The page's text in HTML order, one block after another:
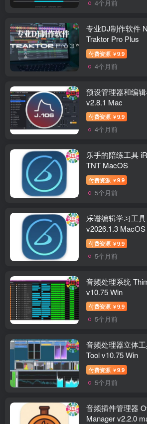
4个月前
专业DJ制作软件
Traktor Pro Plus
付费资源 ￥9.9
4个月前
预设管理器和编
v2.8.1 Mac
付费资源 ￥9.9
4个月前
乐手的陪练工具
TNT MacOS
付费资源 ￥9.9
5个月前
乐谱编辑学习工
v2026.1.3
付费资源 ￥9.9
5个月前
音频处理系统
v10.75 Win
付费资源 ￥9.9
5个月前
音频处理器立体
Tool v10.75 Win
付费资源 ￥9.9
5个月前
音频插件管理器
Manager v2.2.0